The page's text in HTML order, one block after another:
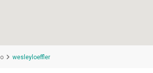
wesleyloeffler